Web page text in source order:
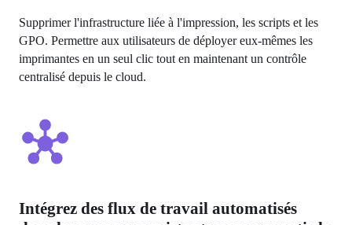
Supprimer l'infrastructure liée à l'impression, les scripts et les
GPO. Permettre aux utilisateurs de déployer eux-mêmes les
imprimantes en un seul clic tout en maintenant un contrôle
centralisé depuis le cloud.
Intégrez des flux de travail automatisés